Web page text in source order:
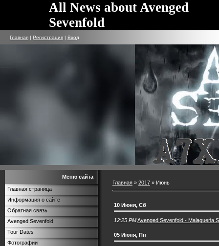
All News about Avenged
Sevenfold
Главная | Регистрация | Вход
Меню сайта
Главная страница
Информация о сайте
Обратная связь
Avenged Sevenfold
Tour Dates
Фотографии
Главная » 2017 » Июнь
10 Июня, Сб
12:25 PMAvenged Sevenfold - Malagueña
05 Июня, Пн